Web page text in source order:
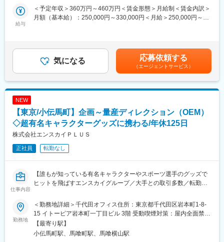
◇人材開発事業：教員派遣・紹介、各種研修事業
◇広報支援事業：学校広報・生徒募集支援
◇コンテンツ事業：全国の学校・学習塾向け教材・テスト・教育
コンテンツの企画・販売
教材制作を通して、多くの子どもたちの学びを支えられる仕事で
す。教育への興味や国語・文章作成への関心を活かしながら、社
・販促ツール（POP、リーフレット等）の制作
・クリエイティブ企画
・製造部門との連携、納品対応
※企画から納品まで一貫して携わります。
※営業・プランナーと連携し、顧客の課題解決を支援します。
・販促プロモーション企画
・Webサイト制作、Webプロモーション
・トータルブランディング
案件の多くは「食」「菓子」「酒」領域で、パッケージや販促物
■業務の特徴
クライアントの課題や想いをヒアリングし、ブランドづくりの上
ンド構築、販促施策、商品開発、Webプロモーションまで幅広く
支援。営業・プランナー・製造部門と連携しながらプロジェクト
を進めます。
給与
＜予定年収＞360万円～460万円＜賃金形態＞月給制＜賃金内訳＞
月額（基本給）：250,000円～330,000円＜月給＞250,000円～
気になる 応募依頼する
（エージェントサービス）
NEW
【東京/小伝馬町】企画～量産ディレクション（OEM）
◇超有名キャラクターグッズに携わる/年休125日
株式会社エンスカイＰＬＵＳ
正社員 転勤なし
仕事内容
【誰もが知っている有名キャラクターやスポーツ選手のグッズで
ヒットを飛ばすエンスカイグループ／大手との取引多数／転勤な
一度は見たことがある。気づけば手に取っている。
そのキャラクターグッズ、量産まで成立させている側の仕事で
す。
勤務地
＜勤務地詳細＞千代田オフィス住所：東京都千代田区岩本町1-8-
15 イトーピア岩本町一丁目ビル 3階 受動喫煙対策：屋内全面禁煙
変更の範囲：会社の定める事業所
【最寄り駅】
小伝馬町駅、馬喰町駅、馬喰横山駅